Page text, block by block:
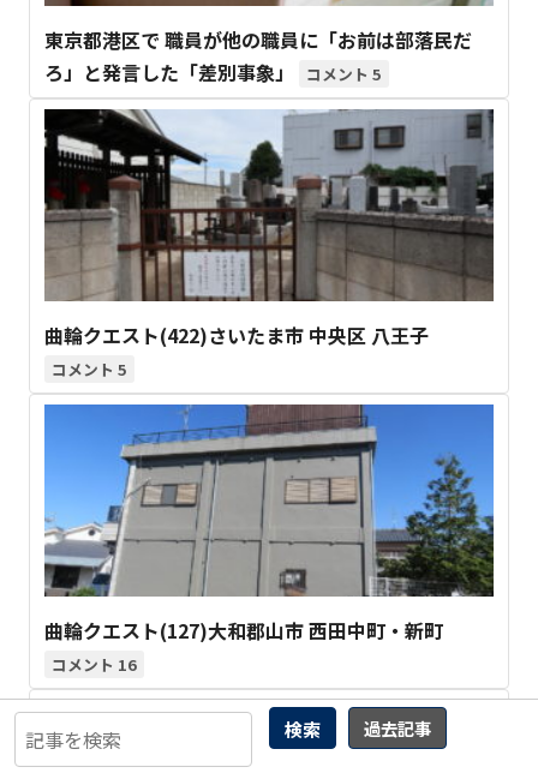
検索 過去記事
東京都港区で 職員が他の職員に「お前は部落民だ
ろ」と発言した「差別事象」
5
曲輪クエスト(422)さいたま市 中央区 八王子
5
曲輪クエスト(127)大和郡山市 西田中町・新町
16